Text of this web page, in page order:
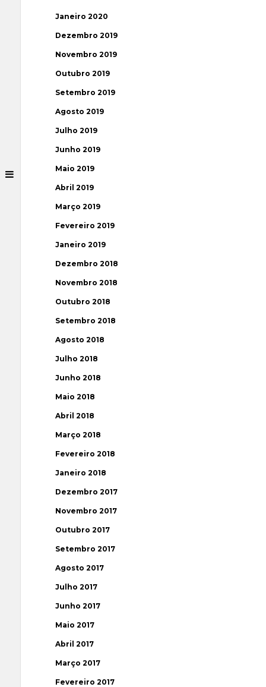
Janeiro 2020
Dezembro 2019
Novembro 2019
Outubro 2019
Setembro 2019
Agosto 2019
Julho 2019
Junho 2019
Maio 2019
Abril 2019
Março 2019
Fevereiro 2019
Janeiro 2019
Dezembro 2018
Novembro 2018
Outubro 2018
Setembro 2018
Agosto 2018
Julho 2018
Junho 2018
Maio 2018
Abril 2018
Março 2018
Fevereiro 2018
Janeiro 2018
Dezembro 2017
Novembro 2017
Outubro 2017
Setembro 2017
Agosto 2017
Julho 2017
Junho 2017
Maio 2017
Abril 2017
Março 2017
Fevereiro 2017